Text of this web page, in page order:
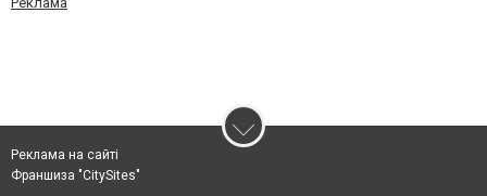
Реклама на сайті
Франшиза "CitySites"